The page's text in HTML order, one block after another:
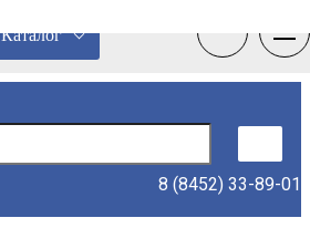
8 (8452) 33-89-01
Каталог